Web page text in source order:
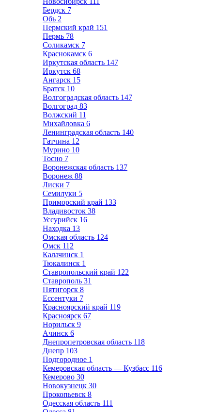
Бердск 7
Обь 2
Пермский край 151
Пермь 78
Соликамск 7
Краснокамск 6
Иркутская область 147
Иркутск 68
Ангарск 15
Братск 10
Волгоградская область 147
Волгоград 83
Волжский 11
Михайловка 6
Ленинградская область 140
Гатчина 12
Мурино 10
Тосно 7
Воронежская область 137
Воронеж 88
Лиски 7
Семилуки 5
Приморский край 133
Владивосток 38
Уссурийск 16
Находка 13
Омская область 124
Омск 112
Калачинск 1
Тюкалинск 1
Ставропольский край 122
Ставрополь 31
Пятигорск 8
Ессентуки 7
Красноярский край 119
Красноярск 67
Норильск 9
Ачинск 6
Днепропетровская область 118
Днепр 103
Подгородное 1
Кемеровская область — Кузбасс 116
Кемерово 30
Новокузнецк 30
Прокопьевск 8
Одесская область 111